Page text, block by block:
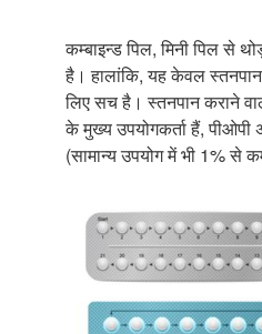
कम्बाइन्ड पिल, मिनी पिल से
है। हालांकि, यह केवल
लिए सच है। स्तनपान कराने
के मुख्य उपयोगकर्ता हैं, पीओपी
(सामान्य उपयोग में भी 1% से